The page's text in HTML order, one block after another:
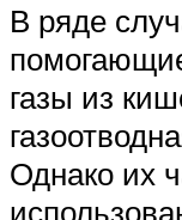
В ряде
газы из
Однако их